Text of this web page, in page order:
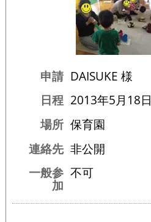
申請 DAISUKE 様
日程 2013年5月18日
場所 保育園
連絡先 非公開
一般参
加
不可